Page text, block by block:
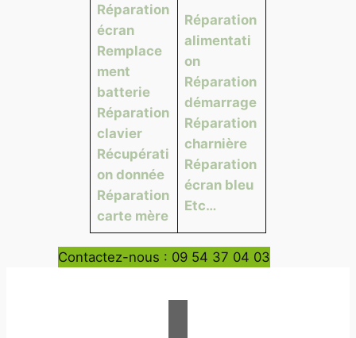
Réparation
écran
Remplace
ment
batterie
Réparation
clavier
Récupérati
on donnée
Réparation
carte mère
Réparation
alimentati
on
Réparation
démarrage
Réparation
charnière
Réparation
écran bleu
Etc…
Contactez-nous : 09 54 37 04 03